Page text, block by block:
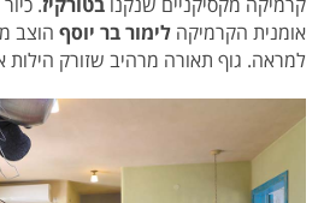
אומנית הקרמיקה לימור בר יוסף הוצב
למראה. גוף תאורה מרהיב שזורק